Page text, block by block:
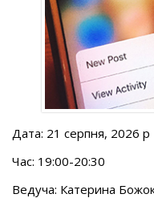
Дата: 21 серпня, 2026 р
Час: 19:00-20:30
Ведуча: Катерина